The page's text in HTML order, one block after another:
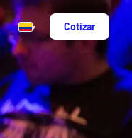
▾ Cotizar